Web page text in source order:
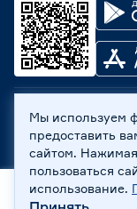
ООО «Бауцентр
ул. А.Невского,
Все права
Политика
Правовая
Мы используем
предоставить
сайтом.
пользоваться
использование.